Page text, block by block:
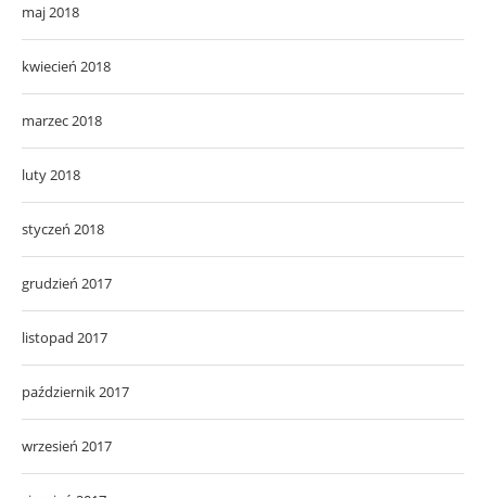
maj 2018
kwiecień 2018
marzec 2018
luty 2018
styczeń 2018
grudzień 2017
listopad 2017
październik 2017
wrzesień 2017